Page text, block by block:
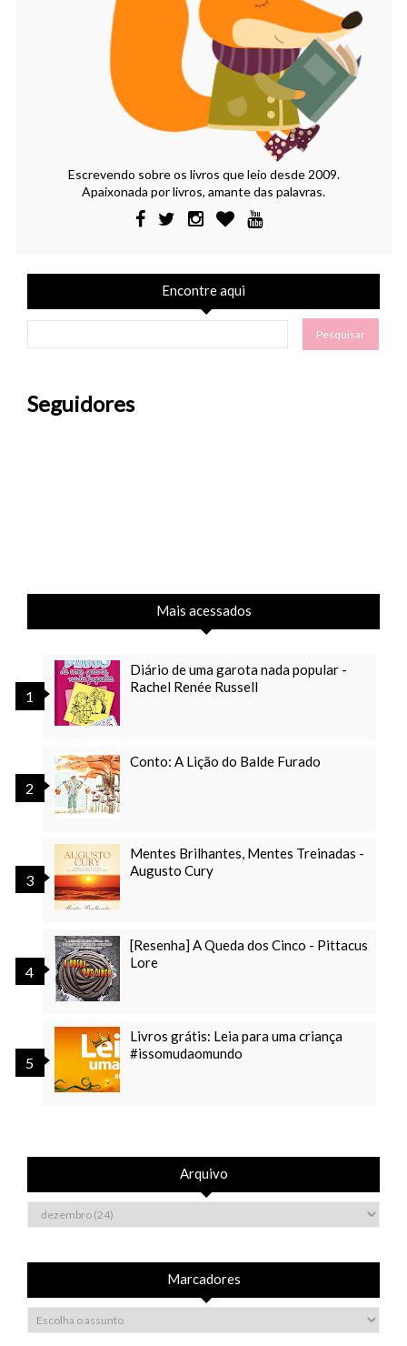
Escrevendo sobre os livros que leio desde 2009.
Apaixonada por livros, amante das palavras.
Encontre aqui
Seguidores
Mais acessados
Diário de uma garota nada popular -
Rachel Renée Russell
Conto: A Lição do Balde Furado
Mentes Brilhantes, Mentes Treinadas -
Augusto Cury
[Resenha] A Queda dos Cinco - Pittacus
Lore
Livros grátis: Leia para uma criança
#issomudaomundo
Arquivo
Marcadores